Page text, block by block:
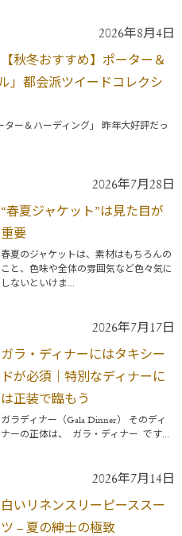
2026年8月4日
【秋冬おすすめ】ポーター＆
」都会派ツイードコレクシ
ー＆ハーディング」 昨年大好評だっ
2026年7月28日
“春夏ジャケット”は見た目が
重要
春夏のジャケットは、素材はもちろんの
こと、色味や全体の雰囲気など色々気に
しないといけま...
2026年7月17日
ガラ・ディナーにはタキシー
ドが必須｜特別なディナーに
は正装で臨もう
ガラディナー（Gala Dinner） そのディ
ナーの正体は、 ガラ・ディナー です...
2026年7月14日
白いリネンスリーピーススー
ツ – 夏の紳士の極致